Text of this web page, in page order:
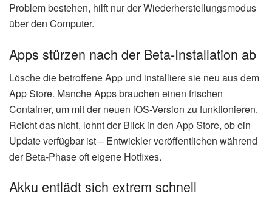
Problem bestehen, hilft nur der Wiederherstellungsmodus
über den Computer.
Apps stürzen nach der Beta-Installation ab
Lösche die betroffene App und installiere sie neu aus dem
App Store. Manche Apps brauchen einen frischen
Container, um mit der neuen iOS-Version zu funktionieren.
Reicht das nicht, lohnt der Blick in den App Store, ob ein
Update verfügbar ist – Entwickler veröffentlichen während
der Beta-Phase oft eigene Hotfixes.
Akku entlädt sich extrem schnell